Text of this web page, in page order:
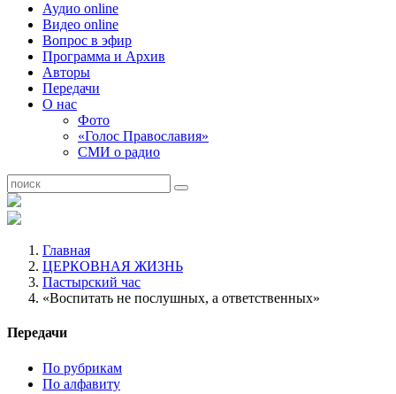
Аудио online
Видео online
Вопрос в эфир
Программа и Архив
Авторы
Передачи
О нас
Фото
«Голос Православия»
СМИ о радио
Главная
ЦЕРКОВНАЯ ЖИЗНЬ
Пастырский час
«Воспитать не послушных, а ответственных»
Передачи
По рубрикам
По алфавиту